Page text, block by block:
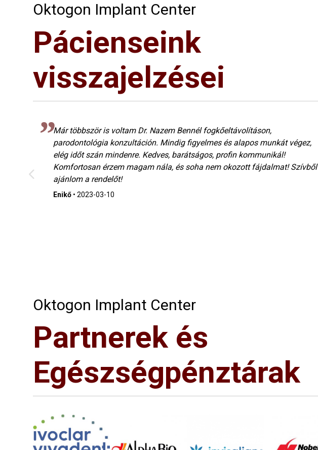
Oktogon Implant Center
Pácienseink
visszajelzései
Már többször is voltam Dr. Nazem Bennél fogkőeltávolításon,
parodontológia konzultáción. Mindig figyelmes és alapos munkát végez,
elég időt szán mindenre. Kedves, barátságos, profin kommunikál!
Komfortosan érzem magam nála, és soha nem okozott fájdalmat! Szívből
ajánlom a rendelőt!
Enikő •2023-03-10
Oktogon Implant Center
Partnerek és
Egészségpénztárak